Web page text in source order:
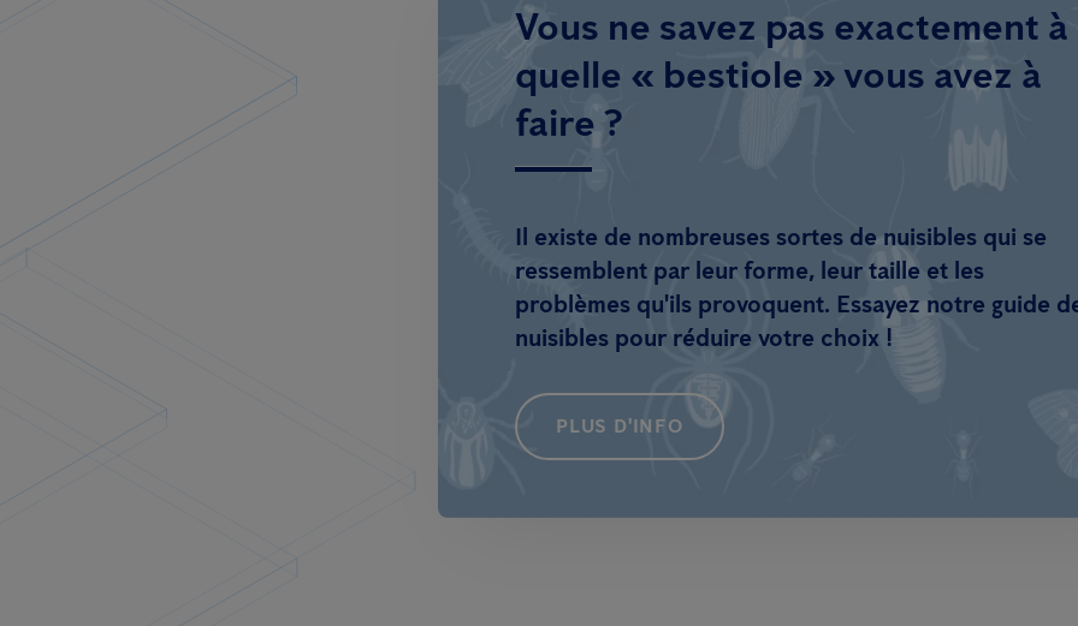
Vous ne savez pas exactement à
quelle « bestiole » vous avez à
faire ?
Il existe de nombreuses sortes de nuisibles qui se
ressemblent par leur forme, leur taille et les
problèmes qu'ils provoquent. Essayez notre guide
nuisibles pour réduire votre choix !
PLUS D'INFO